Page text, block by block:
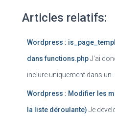
Articles relatifs:
Wordpress :
dans functions.phpJ'ai
inclure uniquement dans un…
Wordpress : Modifier les
la liste déroulante) Je